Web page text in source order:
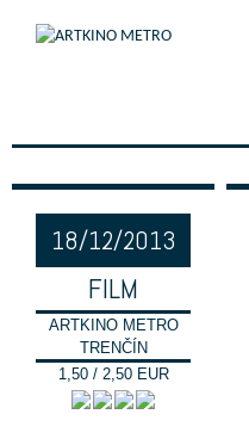
18/12/2013
FILM
ARTKINO METRO
TRENČÍN
1,50 / 2,50 EUR